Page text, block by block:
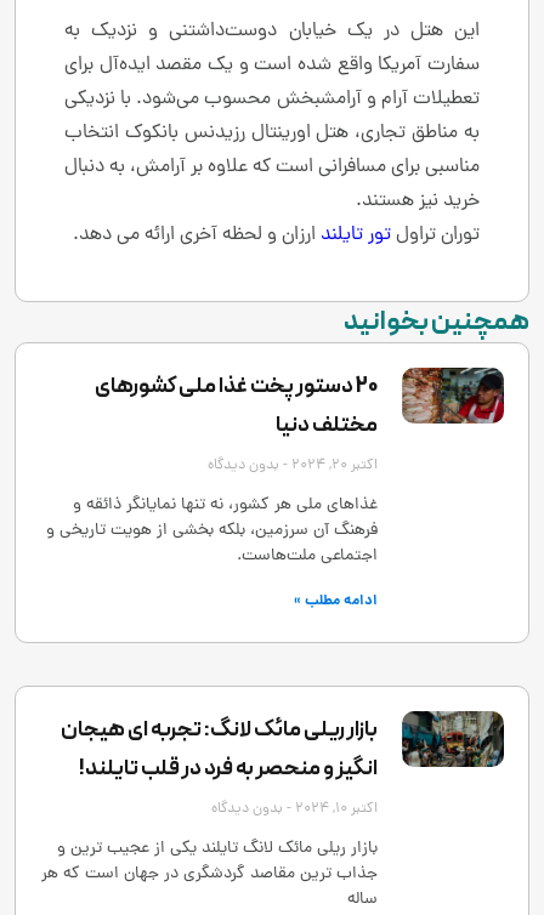
این هتل در یک خیابان دوست‌داشتنی و نزدیک به
سفارت آمریکا واقع شده است و یک مقصد ایده‌آل برای
تعطیلات آرام و آرامشبخش محسوب می‌شود. با نزدیکی
به مناطق تجاری، هتل اورینتال رزیدنس بانکوک انتخاب
مناسبی برای مسافرانی است که علاوه بر آرامش، به دنبال
خرید نیز هستند.
توران تراولتور تایلند ارزان و لحظه آخری ارائه می دهد.
همچنین بخوانید
20 دستور پخت غذا ملی کشورهای
مختلف دنیا
اکتبر 20, 2024 بدون دیدگاه
غذاهای ملی هر کشور، نه تنها نمایانگر ذائقه و
فرهنگ آن سرزمین، بلکه بخشی از هویت تاریخی و
اجتماعی ملت‌هاست.
ادامه مطلب »
بازار ریلی مائک لانگ: تجربه ‌ای هیجان
‌انگیز و منحصر به‌ فرد در قلب تایلند!
اکتبر 10, 2024 بدون دیدگاه
بازار ریلی مائک لانگ تایلند یکی از عجیب ‌ترین و
جذاب ‌ترین مقاصد گردشگری در جهان است که هر
ساله